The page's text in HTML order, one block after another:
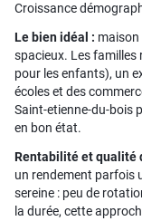
Croissance
Le bien idéal : maison
spacieux. Les familles
pour les enfants), un
écoles et des
Saint-etienne-du-bois
en bon état.
Rentabilité et qualité
un rendement parfois
sereine : peu de
la durée, cette